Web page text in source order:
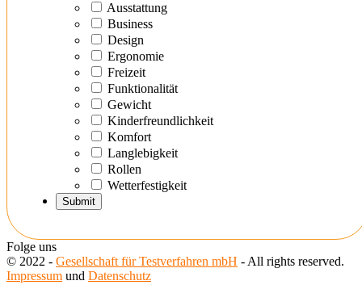
Ausstattung
Business
Design
Ergonomie
Freizeit
Funktionalität
Gewicht
Kinderfreundlichkeit
Komfort
Langlebigkeit
Rollen
Wetterfestigkeit
Folge uns
© 2022 - Gesellschaft für Testverfahren mbH - All rights reserved.
Impressum und Datenschutz